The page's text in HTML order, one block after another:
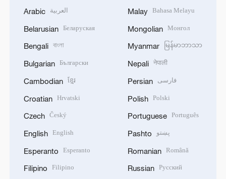
Arabic العربية
Belarusian Беларуская
Bengali বাংলা
Bulgarian Български
Cambodian ខ្មែរ
Croatian Hrvatski
Czech Český
English English
Esperanto Esperanto
Filipino Filipino
Malay Bahasa Melayu
Mongolian Монгол
Myanmar မြန်မာဘာသာ
Nepali नेपाली
Persian فارسی
Polish Polski
Portuguese Português
Pashto پښتو
Romanian Română
Russian Русский